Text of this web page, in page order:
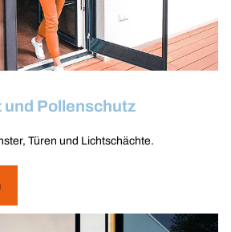
Pollenschutz
Türen und Lichtschächte.